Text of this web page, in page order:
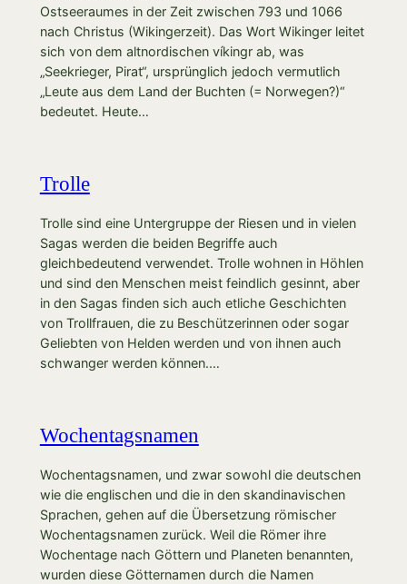
Ostseeraumes in der Zeit zwischen 793 und 1066
nach Christus (Wikingerzeit). Das Wort Wikinger leitet
sich von dem altnordischen víkingr ab, was
„Seekrieger, Pirat“, ursprünglich jedoch vermutlich
„Leute aus dem Land der Buchten (= Norwegen?)“
bedeutet. Heute…
Trolle
Trolle sind eine Untergruppe der Riesen und in vielen
Sagas werden die beiden Begriffe auch
gleichbedeutend verwendet. Trolle wohnen in Höhlen
und sind den Menschen meist feindlich gesinnt, aber
in den Sagas finden sich auch etliche Geschichten
von Trollfrauen, die zu Beschützerinnen oder sogar
Geliebten von Helden werden und von ihnen auch
schwanger werden können.…
Wochentagsnamen
Wochentagsnamen, und zwar sowohl die deutschen
wie die englischen und die in den skandinavischen
Sprachen, gehen auf die Übersetzung römischer
Wochentagsnamen zurück. Weil die Römer ihre
Wochentage nach Göttern und Planeten benannten,
wurden diese Götternamen durch die Namen